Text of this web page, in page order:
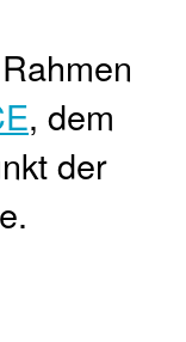
, dem
der